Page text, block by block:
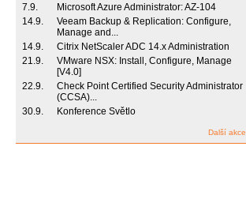
7.9.
Microsoft Azure Administrator: AZ-104
14.9.
Veeam Backup & Replication: Configure,
Manage and...
14.9.
Citrix NetScaler ADC 14.x Administration
21.9.
VMware NSX: Install, Configure, Manage
[V4.0]
22.9.
Check Point Certified Security Administrator
(CCSA)...
30.9.
Konference Světlo
Další akce